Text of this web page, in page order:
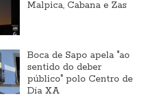
Malpica, Cabana e Zas
Boca de Sapo apela "ao
sentido do deber
público" polo Centro de
Día XA